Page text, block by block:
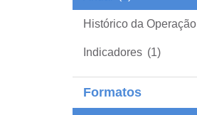
Histórico da Operação
Indicadores (1)
Formatos